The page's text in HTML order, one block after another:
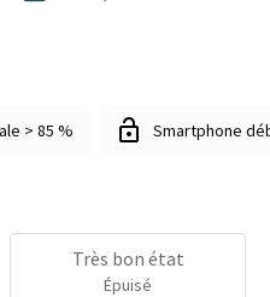
> 85 % Smartphone
Très bon état
Épuisé